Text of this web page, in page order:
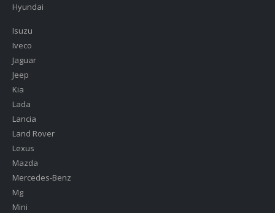
Hyundai
Isuzu
Iveco
Jaguar
Jeep
Kia
Lada
Lancia
Land Rover
Lexus
Mazda
Mercedes-Benz
Mg
Mini